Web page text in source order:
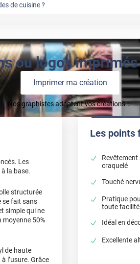
de cuisine ?
ou logos
Imprimer ma création
Nos graphistes adaptent vos créations ✨
Les
la base.
structurée
se fait sans
simple qui ne
moyenne 50%
de haute
l’usure. Grâce
Les points
craquelé
Touché
Pratique
toute facilité
Idéal en
Excellente